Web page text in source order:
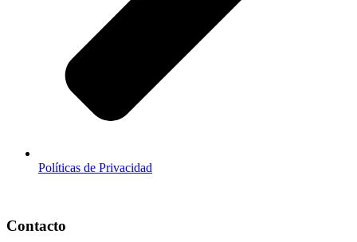
Políticas de Privacidad
Contacto